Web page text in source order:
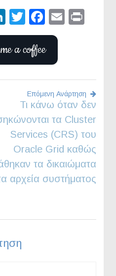
LinkedIn
TwitterEmail
a coffee
Επόμενη Ανάρτηση
Τι κάνω όταν δεν
τα Cluster
Services (CRS) του
Oracle Grid καθώς
τα δικαιώματα
αρχεία συστήματος